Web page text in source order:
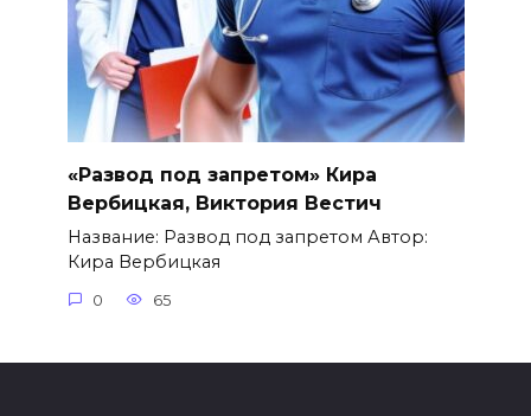
«Развод под запретом» Кира
Вербицкая, Виктория Вестич
Название: Развод под запретом Автор:
Кира Вербицкая
0 65